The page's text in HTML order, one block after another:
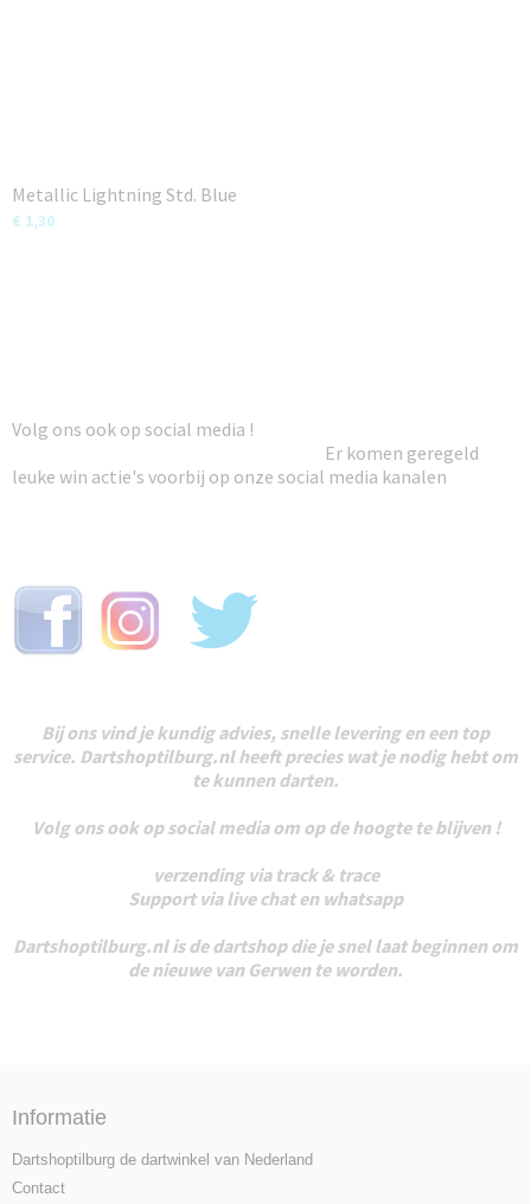
Metallic Lightning Std. Blue
€ 1,30
Volg ons ook op social media !
Er komen geregeld
leuke win actie's voorbij op onze social media kanalen
Bij ons vind je kundig advies, snelle levering en een top
service. Dartshoptilburg.nl heeft precies wat je nodig hebt om
te kunnen darten.
Volg ons ook op social media om op de hoogte te blijven !
verzending via track & trace
Support via live chat en whatsapp
Dartshoptilburg.nl is de dartshop die je snel laat beginnen om
de nieuwe van Gerwen te worden.
Informatie
Dartshoptilburg de dartwinkel van Nederland
Contact